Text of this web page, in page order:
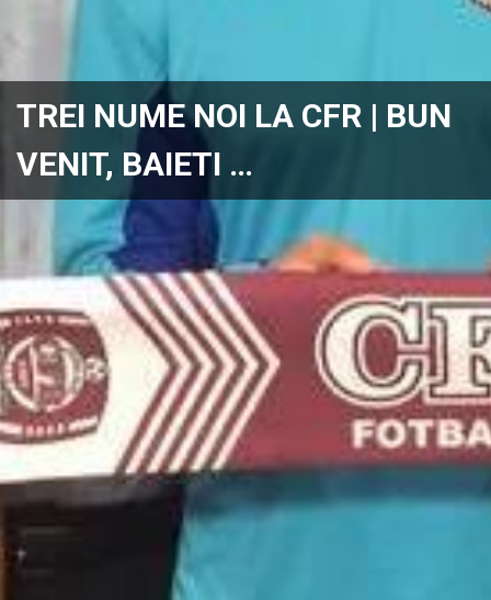
TREI NUME NOI LA CFR | BUN
VENIT, BAIETI …